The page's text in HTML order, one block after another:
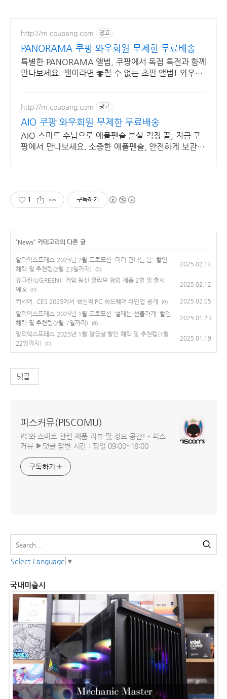
http://m.coupang.com 광고
PANORAMA 쿠팡 와우회원 무제한 무료배송
특별한 PANORAMA 앨범, 쿠팡에서 독점 특전과 함께
만나보세요. 팬이라면 놓칠 수 없는 초판 앨범! 와우회
http://m.coupang.com 광고
AIO 쿠팡 와우회원 무제한 무료배송
AIO 스마트 수납으로 애플펜슬 분실 걱정 끝, 지금 쿠
팡에서 만나보세요. 소중한 애플펜슬, 안전하게 보관
1 구독하기
'News' 카테고리의 다른 글
알리익스프레스 2025년 2월 프로모션 '미리 만나는 봄' 할인
혜택 및 추천템(2월 23일까지)
(0)
2025.02.14
유그린(UGREEN), 게임 원신 콜라보 협업 제품 2월 말 출시
예정
(0)
2025.02.12
커세어, CES 2025에서 혁신적 PC 하드웨어 라인업 공개 (0) 2025.02.05
알리익스프레스 2025년 1월 프로모션 '설레는 선물가게' 할인
혜택 및 추천템(2월 7일까지)
(0)
2025.01.23
알리익스프레스 2025년 1월 알급날 할인 혜택 및 추천템(1월
22일까지)
(0)
2025.01.19
댓글
피스커뮤(PISCOMU)
PC와 스마트 관련 제품 리뷰 및 정보 공간! - 피스
커뮤 ▶댓글 답변 시간 : 평일 09:00~18:00
구독하기
Select Language ▼
국내미출시